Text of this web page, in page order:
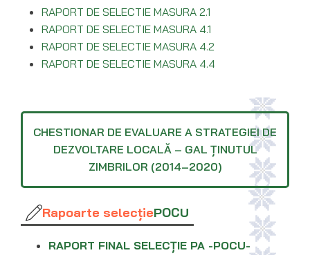
RAPORT DE SELECTIE MASURA 2.1
RAPORT DE SELECTIE MASURA 4.1
RAPORT DE SELECTIE MASURA 4.2
RAPORT DE SELECTIE MASURA 4.4
CHESTIONAR DE EVALUARE A STRATEGIEI DE
DEZVOLTARE LOCALĂ – GAL ȚINUTUL
ZIMBRILOR (2014–2020)
Rapoarte selecțiePOCU
RAPORT FINAL SELECȚIE PA -POCU-